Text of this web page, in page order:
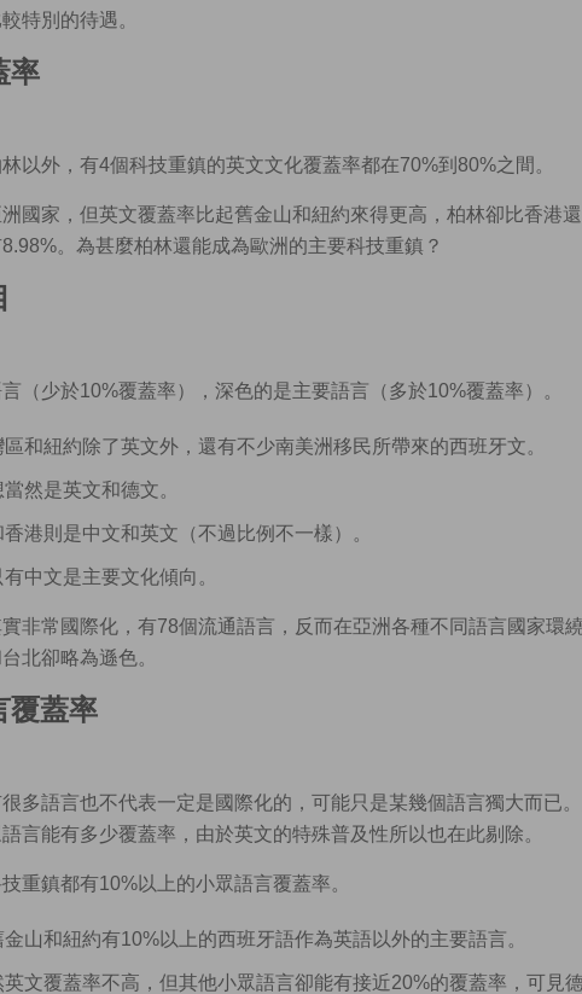
特別的待遇。
率
以外，有4個科技重鎮的英文文化覆蓋率都在70%到80%之間。
國家，但英文覆蓋率比起舊金山和紐約來得更高，柏林卻比香港還
。為甚麼柏林還能成為歐洲的主要科技重鎮？
（少於10%覆蓋率），深色的是主要語言（多於10%覆蓋率）。
和紐約除了英文外，還有不少南美洲移民所帶來的西班牙文。
然是英文和德文。
港則是中文和英文（不過比例不一樣）。
中文是主要文化傾向。
非常國際化，有78個流通語言，反而在亞洲各種不同語言國家環
北卻略為遜色。
覆蓋率
多語言也不代表一定是國際化的，可能只是某幾個語言獨大而已
言能有多少覆蓋率，由於英文的特殊普及性所以也在此剔除。
重鎮都有10%以上的小眾語言覆蓋率。
山和紐約有10%以上的西班牙語作為英語以外的主要語言。
文覆蓋率不高，但其他小眾語言卻能有接近20%的覆蓋率，可見